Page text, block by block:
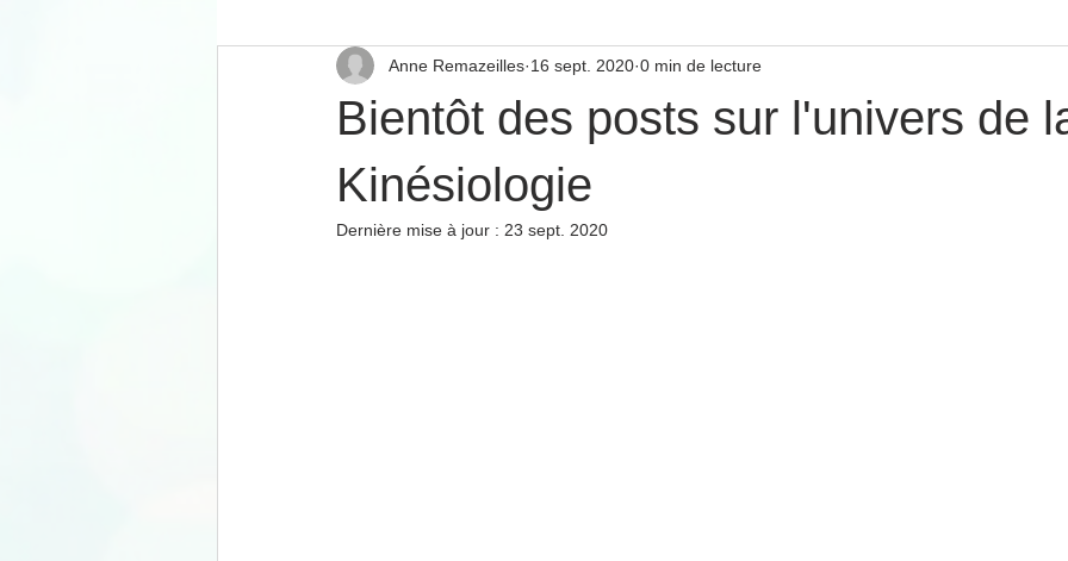
Bientôt des posts sur l'univers de
Kinésiologie
Anne Remazeilles 16 sept. 2020 0 min de lecture
Dernière mise à jour : 23 sept. 2020